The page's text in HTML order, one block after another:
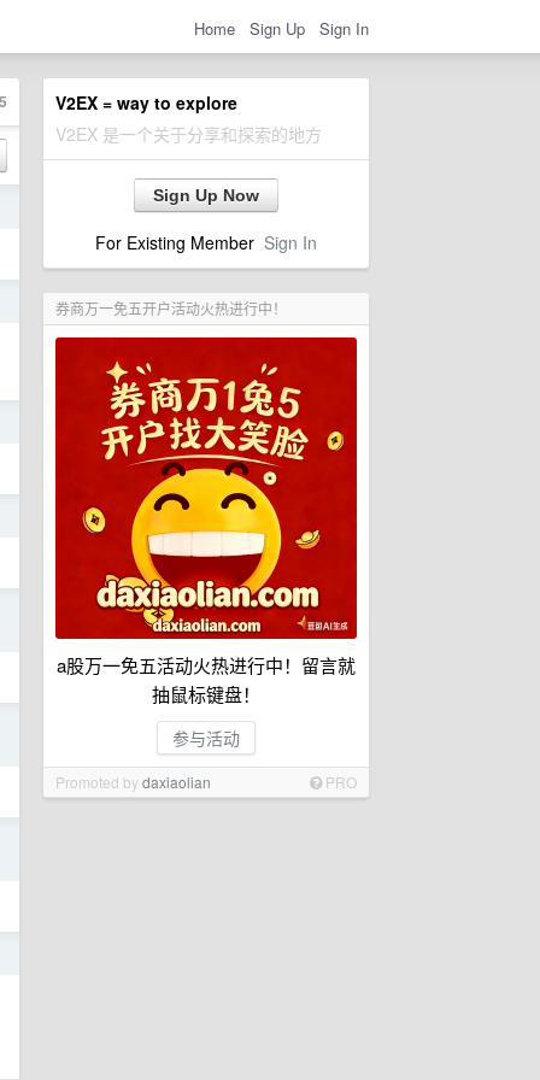
Home Sign Up Sign In
V2EX = way to explore
V2EX 是一个关于分享和探索的地方
Sign Up Now
For Existing Member Sign In
券商万一免五开户活动火热进行中！
a股万一免五活动火热进行中！留言就
抽鼠标键盘！
参与活动
Promoted bydaxiaolian PRO